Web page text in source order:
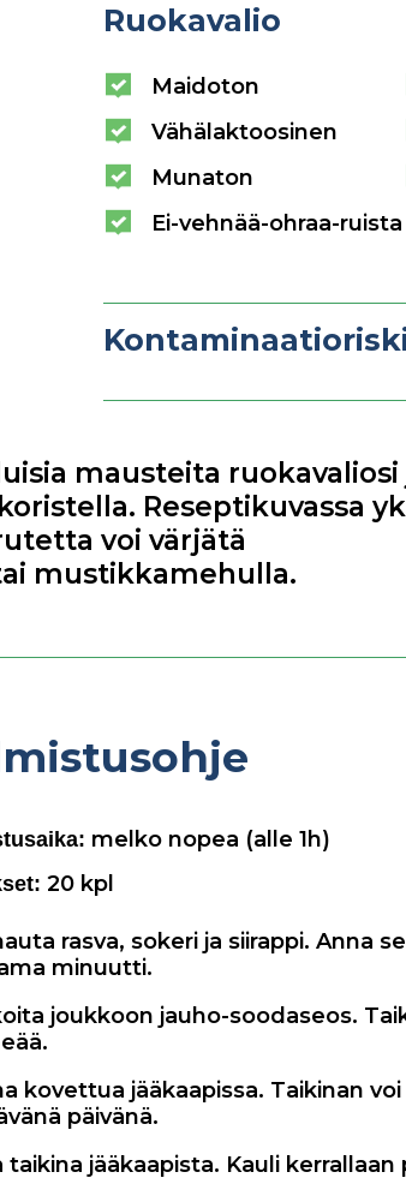
Ruokavalio
Maidoton
Vähälaktoosinen
Munaton
Ei-vehnää-ohraa-ruista
mausteita ruokavaliosi
Reseptikuvassa
voi värjätä
mustikkamehulla.
melko nopea (alle 1h)
20kpl
rasva, sokeri ja siirappi. Anna
minuutti.
joukkoon jauho-soodaseos.
kovettua jääkaapissa. Taikinan
päivänä.
taikina jääkaapista. Kauli kerrallaan